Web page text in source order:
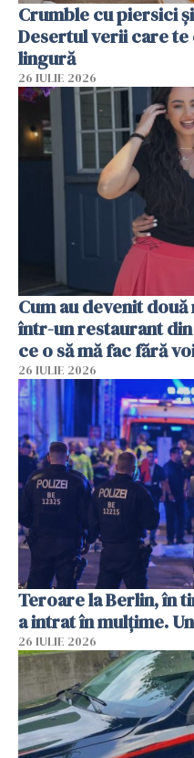
Crumble cu piersici
Desertul verii care
lingură
26 IULIE 2026
Cum au devenit
într-un restaurant din
ce o să mă fac fără
26 IULIE 2026
Teroare la Berlin, în
a intrat în mulțime.
26 IULIE 2026